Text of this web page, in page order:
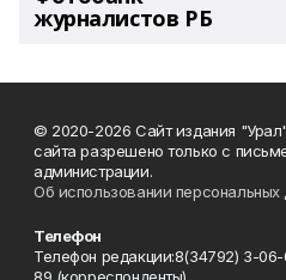
журналистов РБ
© 2020-2026 Сайт издания
сайта разрешено только с
администрации.
Об использовании персональных
Телефон
Телефон редакции:8(34792) 3-